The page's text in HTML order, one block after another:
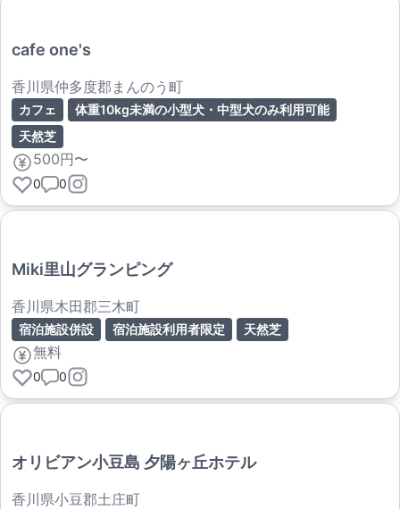
cafe one's
香川県仲多度郡まんのう町
カフェ
体重10kg未満の小型犬・中型犬のみ利用可能
天然芝
500円〜
0 0
Miki里山グランピング
香川県木田郡三木町
宿泊施設併設 宿泊施設利用者限定 天然芝
無料
0 0
オリビアン小豆島 夕陽ヶ丘ホテル
香川県小豆郡土庄町